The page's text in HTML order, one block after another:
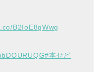
B2IoE8gWwg
#本せど